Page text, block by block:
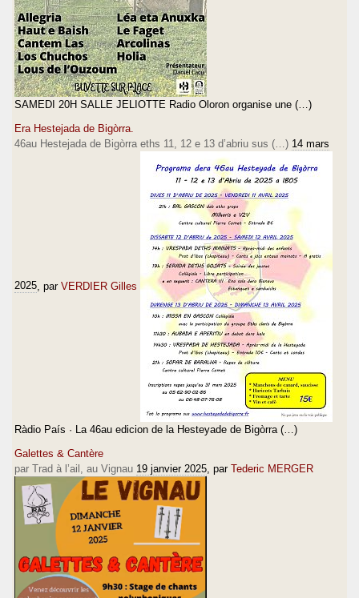
SAMEDI 20H SALLE JELIOTTE Radio Oloron organise une (…)
Era Hestejada de Bigòrra.
46au Hestejada de Bigòrra eths 11, 12 e 13 d’abriu sus (…) 14 mars
2025 , par VERDIER Gilles
Ràdio País · La 46au edicion de la Hesteyade de Bigòrra (…)
Galettes & Cantère
par Trad à l’ail, au Vignau 19 janvier 2025 , par Tederic MERGER